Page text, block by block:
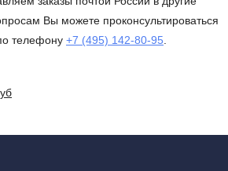
Вы можете проконсультироваться
телефону +7 (495) 142-80-95